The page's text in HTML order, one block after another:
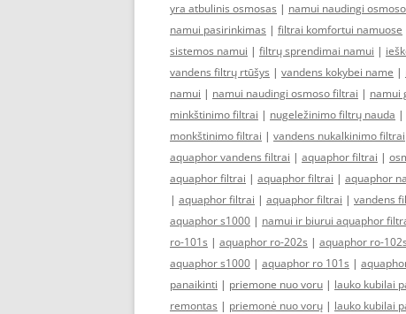
yra atbulinis osmosas | namui naudingi
namui pasirinkimas | filtrai komfortui namuose
sistemos namui | filtrų sprendimai namui |
vandens filtrų rtūšys | vandens kokybei name |
namui | namui naudingi osmoso filtrai | namui
minkštinimo filtrai | nugeležinimo filtrų nauda |
monkštinimo filtrai | vandens nukalkinimo filtrai
aquaphor vandens filtrai | aquaphor filtrai |
aquaphor filtrai | aquaphor filtrai | aquaphor
| aquaphor filtrai | aquaphor filtrai | vandens
aquaphor s1000 | namui ir biurui aquaphor
ro-101s | aquaphor ro-202s | aquaphor ro-102s
aquaphor s1000 | aquaphor ro 101s |
panaikinti | priemone nuo voru | lauko kubilai
remontas | priemonė nuo vorų | lauko kubilai